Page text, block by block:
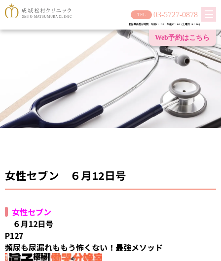
Web予約はこちら
03-5727-0878
初診最終受付時間 午前11：30 午後17：00（土曜日 16：00）
女性セブン ６月12日号
女性セブン
６月12日号
P127
頻尿も尿漏れももう怖くない！最強メソッド